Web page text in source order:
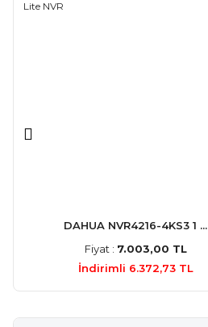
DAHUA NVR4216-4KS3 1 ...
Fiyat : 7.003,00 TL
İndirimli 6.372,73 TL